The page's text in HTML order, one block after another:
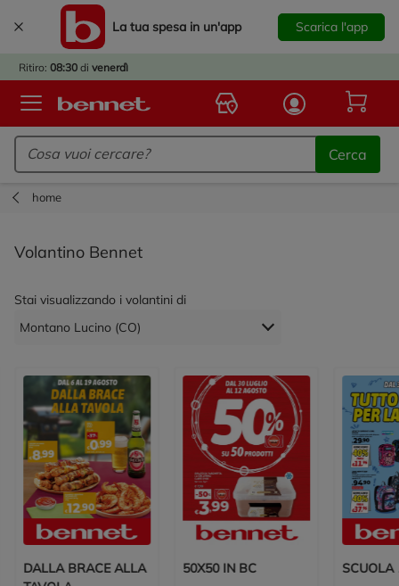
La tua spesa in un'app Scarica l'app
Ritiro: 08:30 di venerdì
Logo Bennet - Torna alla homepage
Cerca
IL
home
Volantino Bennet
Stai visualizzando i volantini di
DALLA BRACE ALLA
50X50 IN BC SCUOLA